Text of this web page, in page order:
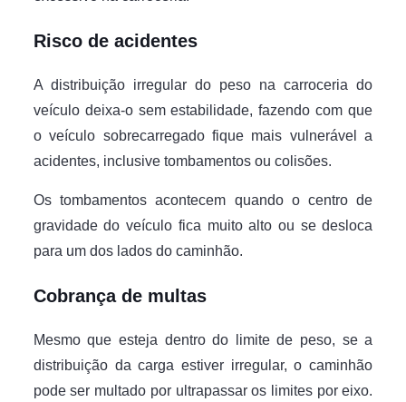
Risco de acidentes
A distribuição irregular do peso na carroceria do
veículo deixa-o sem estabilidade, fazendo com que
o veículo sobrecarregado fique mais vulnerável a
acidentes, inclusive tombamentos ou colisões.
Os tombamentos acontecem quando o centro de
gravidade do veículo fica muito alto ou se desloca
para um dos lados do caminhão.
Cobrança de multas
Mesmo que esteja dentro do limite de peso, se a
distribuição da carga estiver irregular, o caminhão
pode ser multado por ultrapassar os limites por eixo.